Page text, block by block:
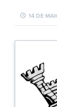
schedule 14 DE